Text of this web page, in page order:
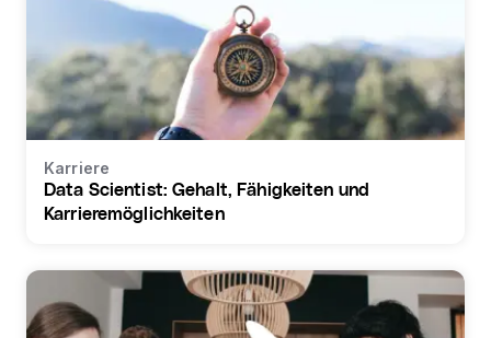
Karriere
Data Scientist: Gehalt, Fähigkeiten und
Karrieremöglichkeiten